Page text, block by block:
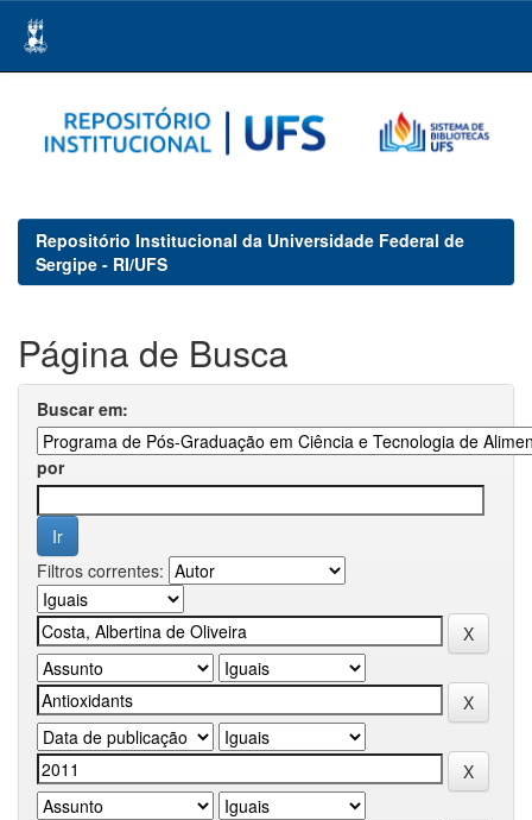
navigation
Repositório Institucional da Universidade Federal de
Sergipe - RI/UFS
Página de Busca
Buscar em:
por
Filtros correntes: